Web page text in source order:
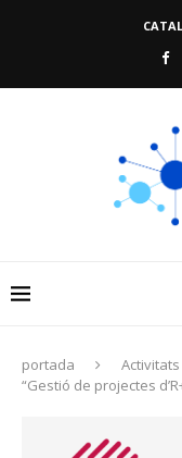
portada Activitats
“Gestió de projectes